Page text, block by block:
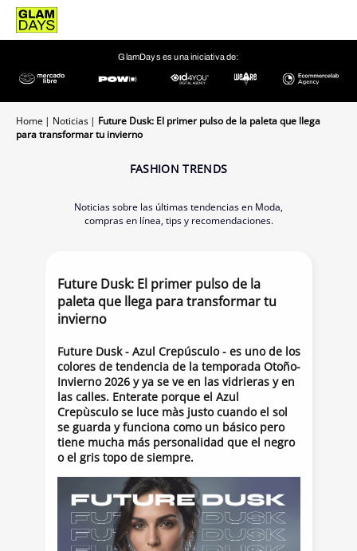
GlamDays es una iniciativa de:
Home Noticias
Future Dusk: El primer pulso de la paleta que llega
para transformar tu invierno
FASHION TRENDS
Noticias sobre las últimas tendencias en Moda,
compras en línea, tips y recomendaciones.
Future Dusk: El primer pulso de la
paleta que llega para transformar tu
invierno
Future Dusk - Azul Crepúsculo - es uno de los
colores de tendencia de la temporada Otoño-
Invierno 2026 y ya se ve en las vidrieras y en
las calles. Enterate porque el Azul
Crepùsculo se luce màs justo cuando el sol
se guarda y funciona como un básico pero
tiene mucha más personalidad que el negro
o el gris topo de siempre.